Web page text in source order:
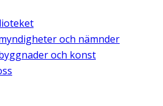
och nämnder
och konst